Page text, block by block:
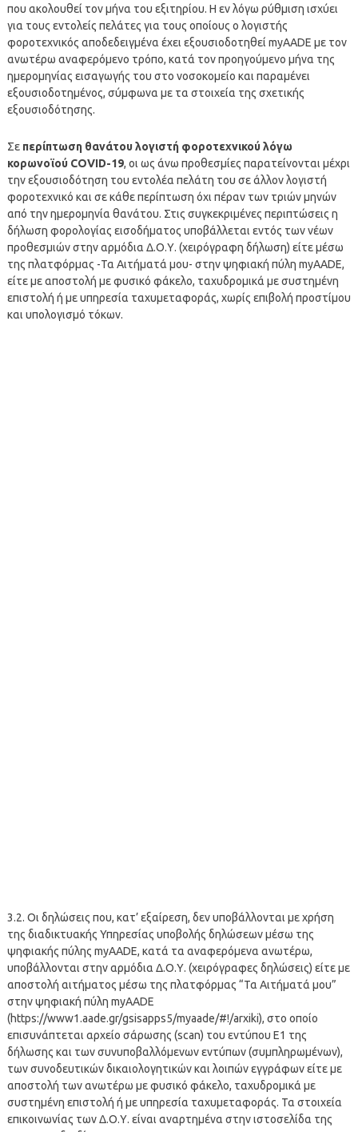
που ακολουθεί τον μήνα του εξιτηρίου. Η εν λόγω ρύθμιση ισχύει
για τους εντολείς πελάτες για τους οποίους ο λογιστής
φοροτεχνικός αποδεδειγμένα έχει εξουσιοδοτηθεί myAADE με τον
ανωτέρω αναφερόμενο τρόπο, κατά τον προηγούμενο μήνα της
ημερομηνίας εισαγωγής του στο νοσοκομείο και παραμένει
εξουσιοδοτημένος, σύμφωνα με τα στοιχεία της σχετικής
εξουσιοδότησης.
Σε περίπτωση θανάτου λογιστή φοροτεχνικού λόγω
κορωνοϊού COVID-19, οι ως άνω προθεσμίες παρατείνονται μέχρι
την εξουσιοδότηση του εντολέα πελάτη του σε άλλον λογιστή
φοροτεχνικό και σε κάθε περίπτωση όχι πέραν των τριών μηνών
από την ημερομηνία θανάτου. Στις συγκεκριμένες περιπτώσεις η
δήλωση φορολογίας εισοδήματος υποβάλλεται εντός των νέων
προθεσμιών στην αρμόδια Δ.Ο.Υ. (χειρόγραφη δήλωση) είτε μέσω
της πλατφόρμας -Τα Αιτήματά μου- στην ψηφιακή πύλη myAADE,
είτε με αποστολή με φυσικό φάκελο, ταχυδρομικά με συστημένη
επιστολή ή με υπηρεσία ταχυμεταφοράς, χωρίς επιβολή προστίμου
και υπολογισμό τόκων.
3.2. Οι δηλώσεις που, κατ’ εξαίρεση, δεν υποβάλλονται με χρήση
της διαδικτυακής Υπηρεσίας υποβολής δηλώσεων μέσω της
ψηφιακής πύλης myAADE, κατά τα αναφερόμενα ανωτέρω,
υποβάλλονται στην αρμόδια Δ.Ο.Υ. (χειρόγραφες δηλώσεις) είτε με
αποστολή αιτήματος μέσω της πλατφόρμας “Τα Αιτήματά μου”
στην ψηφιακή πύλη myAADE
(https://www1.aade.gr/gsisapps5/myaade/#!/arxiki), στο οποίο
επισυνάπτεται αρχείο σάρωσης (scan) του εντύπου Ε1 της
δήλωσης και των συνυποβαλλόμενων εντύπων (συμπληρωμένων),
των συνοδευτικών δικαιολογητικών και λοιπών εγγράφων είτε με
αποστολή των ανωτέρω με φυσικό φάκελο, ταχυδρομικά με
συστημένη επιστολή ή με υπηρεσία ταχυμεταφοράς. Τα στοιχεία
επικοινωνίας των Δ.Ο.Υ. είναι αναρτημένα στην ιστοσελίδα της